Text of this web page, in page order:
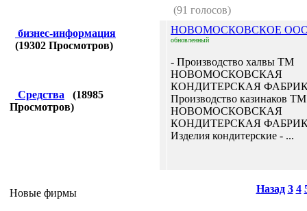
бизнес-информация
(19302 Просмотров)
Средства (18985
Просмотров)
Новые фирмы
(91 голосов)
НОВОМОСКОВСКОЕ
обновленный
- Производство халвы ТМ
НОВОМОСКОВСКАЯ
КОНДИТЕРСКАЯ
Производство казинаков ТМ
НОВОМОСКОВСКАЯ
КОНДИТЕРСКАЯ
Изделия кондитерские - ...
Назад 3 4